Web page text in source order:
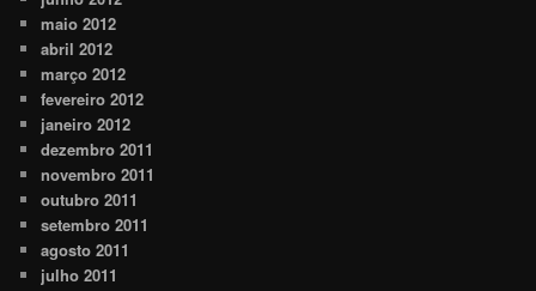
maio 2012
abril 2012
março 2012
fevereiro 2012
janeiro 2012
dezembro 2011
novembro 2011
outubro 2011
setembro 2011
agosto 2011
julho 2011